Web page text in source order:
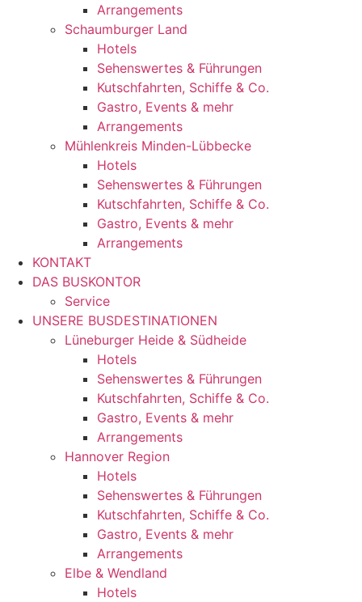
Arrangements
Schaumburger Land
Hotels
Sehenswertes & Führungen
Kutschfahrten, Schiffe & Co.
Gastro, Events & mehr
Arrangements
Mühlenkreis Minden-Lübbecke
Hotels
Sehenswertes & Führungen
Kutschfahrten, Schiffe & Co.
Gastro, Events & mehr
Arrangements
KONTAKT
DAS BUSKONTOR
Service
UNSERE BUSDESTINATIONEN
Lüneburger Heide & Südheide
Hotels
Sehenswertes & Führungen
Kutschfahrten, Schiffe & Co.
Gastro, Events & mehr
Arrangements
Hannover Region
Hotels
Sehenswertes & Führungen
Kutschfahrten, Schiffe & Co.
Gastro, Events & mehr
Arrangements
Elbe & Wendland
Hotels